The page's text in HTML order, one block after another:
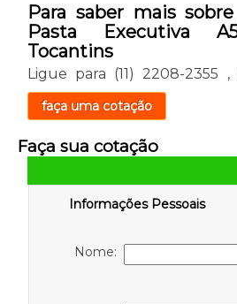
Para saber mais
Pasta Executiva
Tocantins
Ligue para (11) 2208-2355 ,
faça uma cotação
Faça sua cotação
Informações Pessoais
Nome: